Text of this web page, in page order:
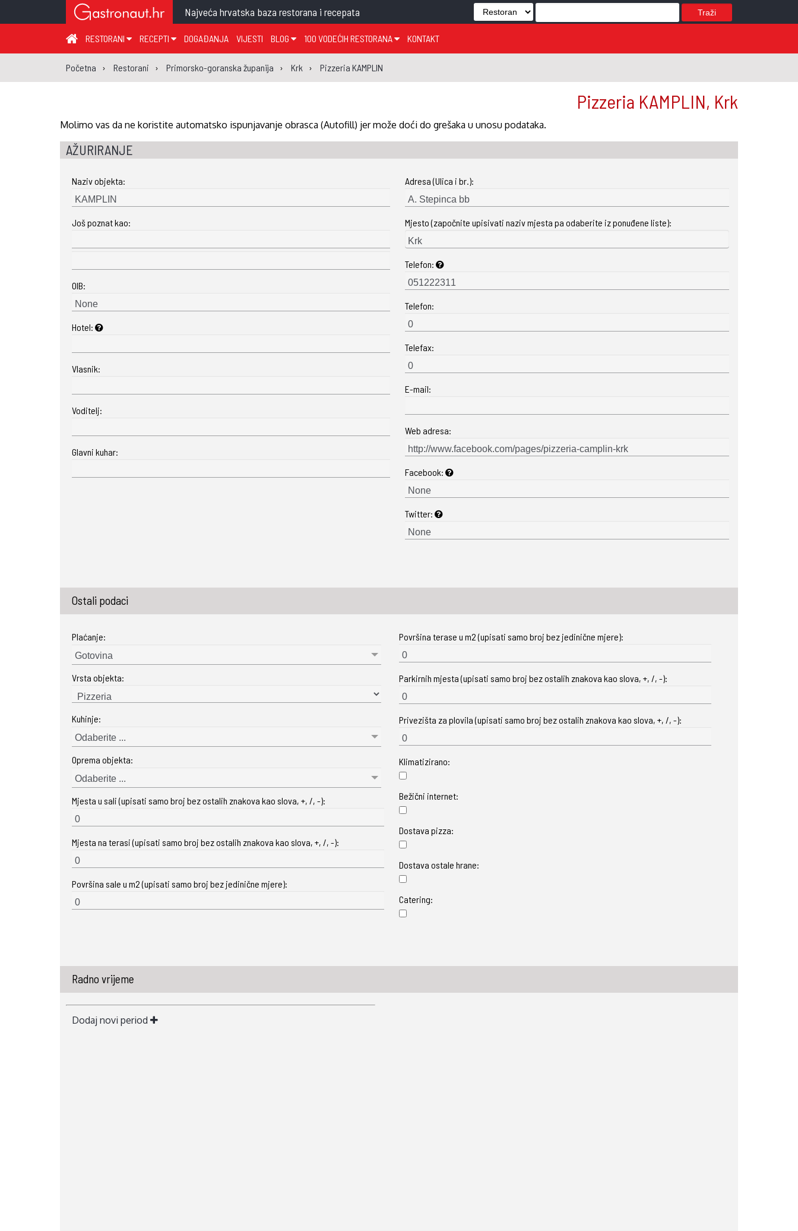
Najveća hrvatska baza restorana i recepata Traži
RESTORANI
ZAGREB I ZAGREBAČKA ŽUPANIJA
KRAPINSKO-ZAGORSKA ŽUPANIJA
MEĐIMURSKA ŽUPANIJA
SISAČKO-MOSLAVAČKA ŽUPANIJA
KOPRIVNIČKO-KRIŽEVAČKA ŽUPANIJA
BJELOVARSKO-BILOGORSKA ŽUPANIJA
PRIMORSKO-GORANSKA ŽUPANIJA
LIČKO-SENJSKA ŽUPANIJA
BRODSKO-POSAVSKA ŽUPANIJA
OSJEČKO-BARANJSKA ŽUPANIJA
ŠIBENSKO-KNINSKA ŽUPANIJA
VUKOVARSKO-SRIJEMSKA ŽUPANIJA
SPLITSKO-DALMATINSKA ŽUPANIJA
ISTARSKA ŽUPANIJA
DUBROVAČKO-NERETVANSKA ŽUPANIJA
RECEPTI
JUHA
PREDJELO
GLAVNO JELO
MEĐUJELO
SALATA
DESERT
PIZZA
NAPICI
DOGAĐANJA VIJESTI BLOG
TEMA TJEDNA
KLUB
GASTRO REGIJE
100 VODEĆIH RESTORANA
GLASANJE KNJIGE
KONTAKT
Početna Restorani Primorsko-goranska županija Krk Pizzeria KAMPLIN
Pizzeria KAMPLIN, Krk
Molimo vas da ne koristite automatsko ispunjavanje obrasca (Autofill) jer može doći do grešaka u unosu podataka.
AŽURIRANJE
Naziv objekta:
Još poznat kao:
OIB:
Hotel:
Vlasnik:
Voditelj:
Glavni kuhar:
Adresa (Ulica i br.):
Mjesto (započnite upisivati naziv mjesta pa odaberite iz ponuđene liste):
Telefon:
Telefon:
Telefax:
E-mail:
Web adresa:
Facebook:
Twitter:
Ostali podaci
Plaćanje:
Gotovina
Vrsta objekta:
Kuhinje:
Odaberite ...
Oprema objekta:
Odaberite ...
Mjesta u sali (upisati samo broj bez ostalih znakova kao slova, +, /, -):
Mjesta na terasi (upisati samo broj bez ostalih znakova kao slova, +, /, -):
Površina sale u m2 (upisati samo broj bez jedinične mjere):
Površina terase u m2 (upisati samo broj bez jedinične mjere):
Parkirnih mjesta (upisati samo broj bez ostalih znakova kao slova, +, /, -):
Privezišta za plovila (upisati samo broj bez ostalih znakova kao slova, +, /, -):
Klimatizirano:
Bežični internet:
Dostava pizza:
Dostava ostale hrane:
Catering:
Radno vrijeme
Dodaj novi period